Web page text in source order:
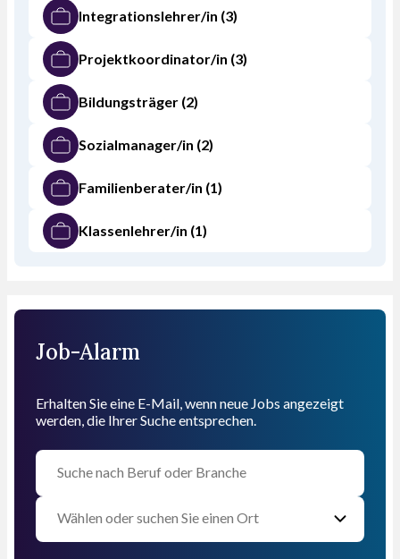
Integrationslehrer/in (3)
Projektkoordinator/in (3)
Bildungsträger (2)
Sozialmanager/in (2)
Familienberater/in (1)
Klassenlehrer/in (1)
Job-Alarm
Erhalten Sie eine E-Mail, wenn neue Jobs angezeigt
werden, die Ihrer Suche entsprechen.